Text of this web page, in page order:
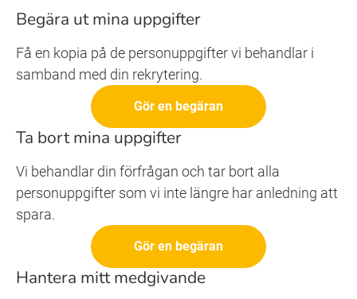
Begära ut mina uppgifter
Få en kopia på de personuppgifter vi behandlar i
samband med din rekrytering.
Gör en begäran
Ta bort mina uppgifter
Vi behandlar din förfrågan och tar bort alla
personuppgifter som vi inte längre har anledning att
spara.
Gör en begäran
Hantera mitt medgivande